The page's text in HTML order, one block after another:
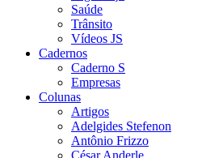
Saúde
Trânsito
Vídeos JS
Cadernos
Caderno S
Empresas
Colunas
Artigos
Adelgides Stefenon
Antônio Frizzo